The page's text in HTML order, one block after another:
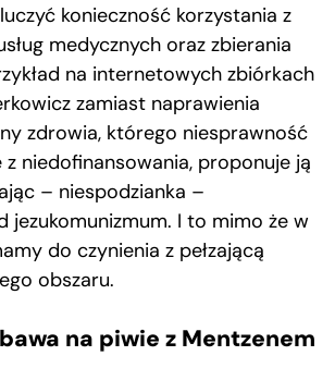
konieczność korzystania z
medycznych oraz zbierania
na internetowych zbiórkach
zamiast naprawienia
zdrowia, którego niesprawność
z niedofinansowania, proponuje ją
– niespodzianka –
jezukomunizmum. I to mimo że w
do czynienia z pełzającą
obszaru.
na piwie z Mentzenem